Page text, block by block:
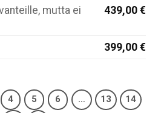
mutta ei
439,00 €
399,00 €
4 5 6 … 13
14